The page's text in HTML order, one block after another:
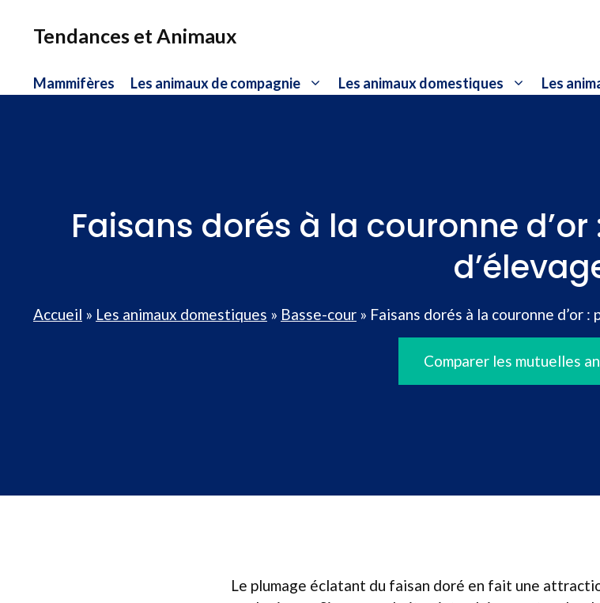
Tendances et Animaux
Mammifères Les animaux de compagnie Les animaux domestiques Les
Faisans dorés à la couronne
Accueil » Les animaux domestiques » Basse-cour » Faisans dorés à la couronne d’or
Comparer les mutuelles
Le plumage éclatant du faisan doré en fait une